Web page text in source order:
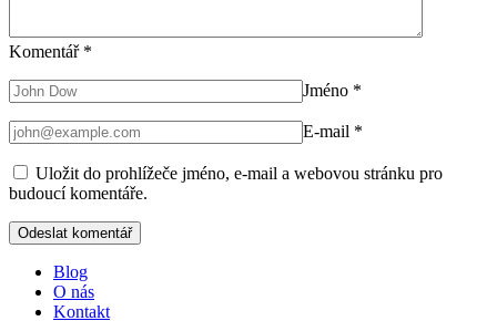
Komentář *
Jméno *
E-mail *
Uložit do prohlížeče jméno, e-mail a webovou stránku pro
budoucí komentáře.
Blog
O nás
Kontakt